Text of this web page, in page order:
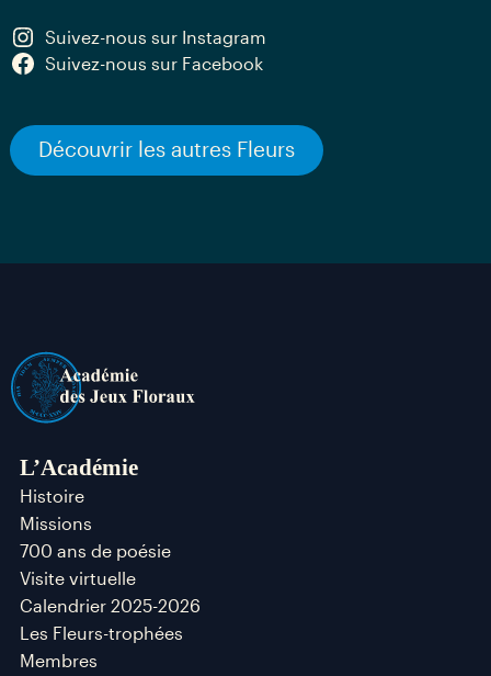
Suivez-nous sur Instagram
Suivez-nous sur Facebook
Découvrir les autres Fleurs
L’Académie
Histoire
Missions
700 ans de poésie
Visite virtuelle
Calendrier 2025-2026
Les Fleurs-trophées
Membres